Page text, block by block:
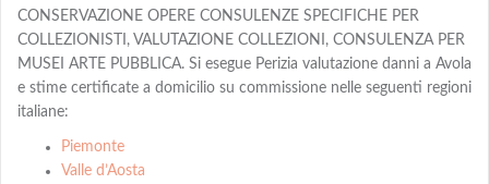
CONSERVAZIONE OPERE CONSULENZE SPECIFICHE PER
COLLEZIONISTI, VALUTAZIONE COLLEZIONI, CONSULENZA PER
MUSEI ARTE PUBBLICA. Si esegue Perizia valutazione danni a Avola
e stime certificate a domicilio su commissione nelle seguenti regioni
italiane:
Piemonte
Valle d’Aosta